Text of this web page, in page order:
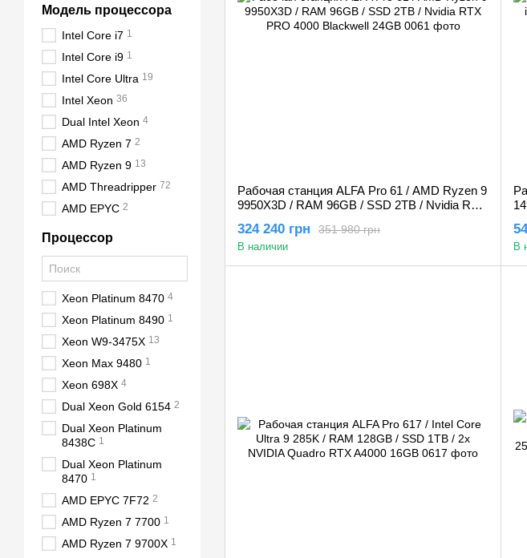
Рабочая станция ALFA Pro 61 / AMD Ryzen 9
9950X3D / RAM 96GB / SSD 2TB / Nvidia RTX
351 980 грн
324 240 грн
В наличии В
Модель процессора
Intel Core i7 1
Intel Core i9 1
Intel Core Ultra 19
Intel Xeon 36
Dual Intel Xeon 4
AMD Ryzen 7 2
AMD Ryzen 9 13
AMD Threadripper 72
AMD EPYC 2
Процессор
Xeon Platinum 8470 4
Xeon Platinum 8490 1
Xeon W9-3475X 13
Xeon Max 9480 1
Xeon 698X 4
Dual Xeon Gold 6154 2
Dual Xeon Platinum
8438C 1
Dual Xeon Platinum
8470 1
AMD EPYC 7F72 2
AMD Ryzen 7 7700 1
AMD Ryzen 7 9700X 1